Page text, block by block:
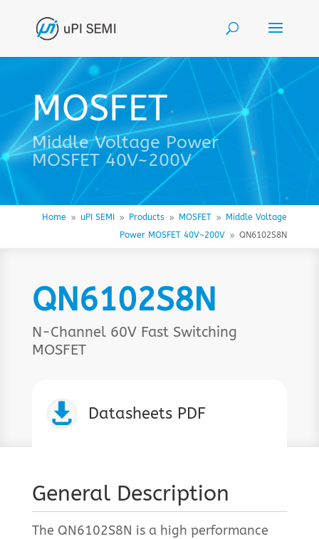
MOSFET
Middle Voltage Power
MOSFET 40V~200V
Home 9 uPI SEMI 9 Products 9 MOSFET 9
Middle Voltage
Power MOSFET 40V~200V 9 QN6102S8N
QN6102S8N
N-Channel 60V Fast Switching
MOSFET
 Datasheets PDF
General Description
The QN6102S8N is a high performance